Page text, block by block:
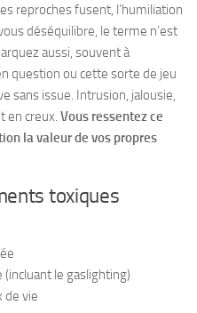
reproches fusent, l’humiliation
déséquilibre, le terme n’est
aussi, souvent à
question ou cette sorte de jeu
sans issue. Intrusion, jalousie,
en creux. Vous ressentez ce
la valeur de vos propres
toxiques
le gaslighting)
de vie